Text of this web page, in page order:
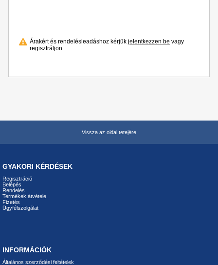
Árakért és rendelésleadáshoz kérjük jelentkezzen be vagy
regisztráljon.
Vissza az oldal tetejére
GYAKORI KÉRDÉSEK
Regisztráció
Belépés
Rendelés
Termékek átvétele
Fizetés
Ügyfélszolgálat
INFORMÁCIÓK
Általános szerződési feltételek